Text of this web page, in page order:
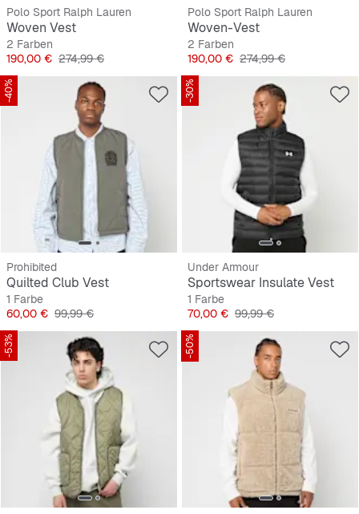
Polo Sport Ralph Lauren
Woven Vest
2 Farben
Preis
190,00 € Originalpreis
274,99 €
Polo Sport Ralph Lauren
Woven-Vest
2 Farben
Preis
190,00 € Originalpreis
274,99 €
-40%
Prohibited
Quilted Club Vest
1 Farbe
Preis
60,00 € Originalpreis
99,99 €
-30%
Under Armour
Sportswear Insulate Vest
1 Farbe
Preis
70,00 € Originalpreis
99,99 €
-53% -50%